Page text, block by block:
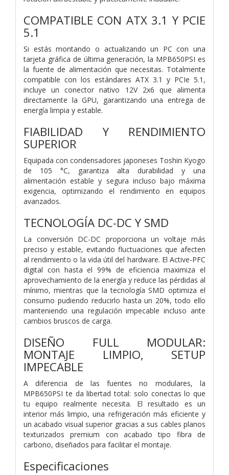
COMPATIBLE CON ATX 3.1 Y PCIE
5.1
Si estás montando o actualizando un PC con una
tarjeta gráfica de última generación, la MPB650PSI es
la fuente de alimentación que necesitas. Totalmente
compatible con los estándares ATX 3.1 y PCIe 5.1,
incluye un conector nativo 12V 2x6 que alimenta
directamente la GPU, garantizando una entrega de
energía limpia y estable.
FIABILIDAD Y RENDIMIENTO
SUPERIOR
Equipada con condensadores japoneses Toshin Kyogo
de 105 °C, garantiza alta durabilidad y una
alimentación estable y segura incluso bajo máxima
exigencia, optimizando el rendimiento en equipos
avanzados.
TECNOLOGÍA DC-DC Y SMD
La conversión DC-DC proporciona un voltaje más
preciso y estable, evitando fluctuaciones que afecten
al rendimiento o la vida útil del hardware. El Active-PFC
digital con hasta el 99% de eficiencia maximiza el
aprovechamiento de la energía y reduce las pérdidas al
mínimo, mientras que la tecnología SMD optimiza el
consumo pudiendo reducirlo hasta un 20%, todo ello
manteniendo una regulación impecable incluso ante
cambios bruscos de carga.
DISEÑO FULL MODULAR:
MONTAJE LIMPIO, SETUP
IMPECABLE
A diferencia de las fuentes no modulares, la
MPB650PSI te da libertad total: solo conectas lo que
tu equipo realmente necesita. El resultado es un
interior más limpio, una refrigeración más eficiente y
un acabado visual superior gracias a sus cables planos
texturizados premium con acabado tipo fibra de
carbono, diseñados para facilitar el montaje.
Especificaciones